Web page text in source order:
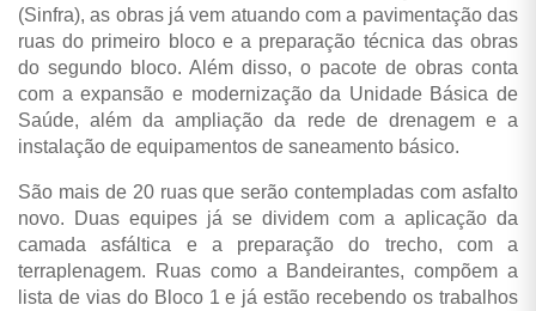
(Sinfra), as obras já vem atuando com a pavimentação das
ruas do primeiro bloco e a preparação técnica das obras
do segundo bloco. Além disso, o pacote de obras conta
com a expansão e modernização da Unidade Básica de
Saúde, além da ampliação da rede de drenagem e a
instalação de equipamentos de saneamento básico.
São mais de 20 ruas que serão contempladas com asfalto
novo. Duas equipes já se dividem com a aplicação da
camada asfáltica e a preparação do trecho, com a
terraplenagem. Ruas como a Bandeirantes, compõem a
lista de vias do Bloco 1 e já estão recebendo os trabalhos